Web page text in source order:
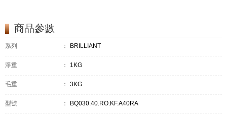
商品參數
系列 ： BRILLIANT
淨重 ： 1KG
毛重 ： 3KG
型號 ： BQ030.40.RO.KF.A40RA